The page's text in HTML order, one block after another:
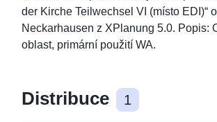
der Kirche Teilwechsel VI (místo EDI)“
Neckarhausen z XPlanung 5.0. Popis:
oblast, primární použití WA.
Distribuce 1